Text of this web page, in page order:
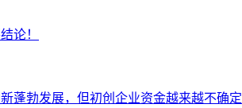
论！
蓬勃发展，但初创企业资金越来越不确定